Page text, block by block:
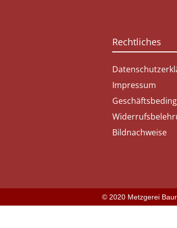
Rechtliches
Impressum
Bildnachweise
© 2020 Metzgerei Baur